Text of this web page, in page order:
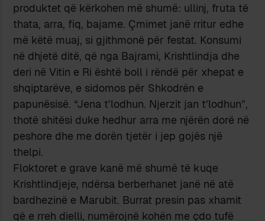
produktet që kërkohen më shumë: ullinj, fruta të
thata, arra, fiq, bajame. Çmimet janë rritur edhe
më këtë muaj, si gjithmonë për festat. Konsumi
në dhjetë ditë, që nga Bajrami, Krishtlindja dhe
deri në Vitin e Ri është boll i rëndë për xhepat e
shqiptarëve, e sidomos për Shkodrën e
papunësisë. “Jena t’lodhun. Njerzit jan t’lodhun”,
thotë shitësi duke hedhur arra me njërën dorë në
peshore dhe me dorën tjetër i jep gojës një
thelpi.
Floktoret e grave kanë më shumë të kuqe
Krishtlindjeje, ndërsa berberhanet janë në atë
bardhezinë e Marubit. Burrat presin pas xhamit
që e rreh dielli, numërojnë kohën me çdo tufë